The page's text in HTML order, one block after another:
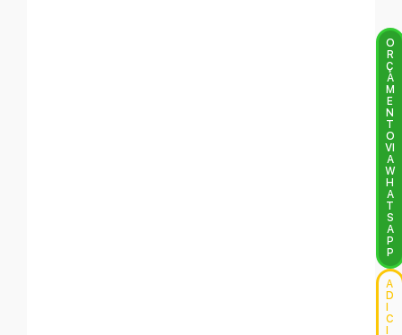
O
R
Ç
A
M
E
N
T
O
VI
A
W
H
A
T
S
A
P
P
A
D
C